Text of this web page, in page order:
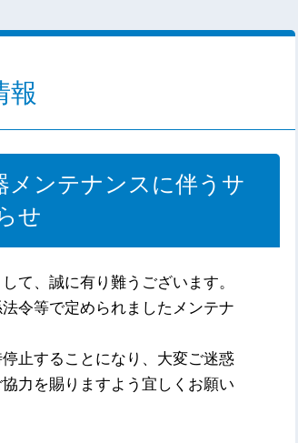
報
メンテナンスに伴うサ
せ
て、誠に有り難うございます。
令等で定められましたメンテナ
止することになり、大変ご迷惑
力を賜りますよう宜しくお願い